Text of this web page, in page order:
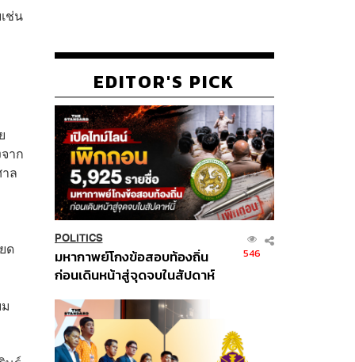
ช่น
าก
ล
ด
EDITOR'S PICK
POLITICS
มหากาพย์โกงข้อสอบท้องถิ่น
ก่อนเดินหน้าสู่จุดจบในสัปดาห์
546